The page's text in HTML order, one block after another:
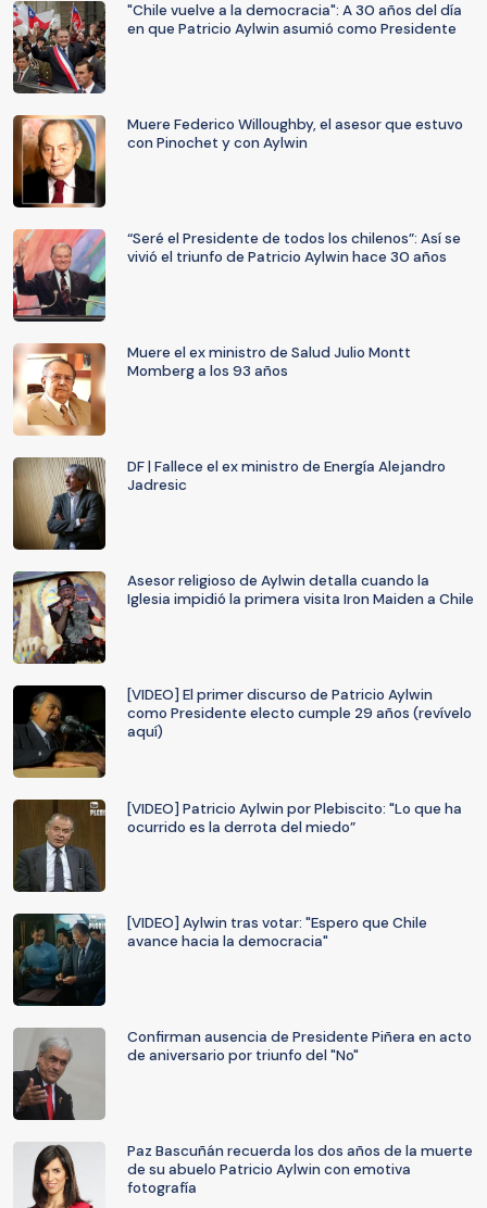
"Chile vuelve a la democracia": A 30 años del día
en que Patricio Aylwin asumió como Presidente
Muere Federico Willoughby, el asesor que estuvo
con Pinochet y con Aylwin
“Seré el Presidente de todos los chilenos”: Así se
vivió el triunfo de Patricio Aylwin hace 30 años
Muere el ex ministro de Salud Julio Montt
Momberg a los 93 años
DF | Fallece el ex ministro de Energía Alejandro
Jadresic
Asesor religioso de Aylwin detalla cuando la
Iglesia impidió la primera visita Iron Maiden a Chile
[VIDEO] El primer discurso de Patricio Aylwin
como Presidente electo cumple 29 años (revívelo
aquí)
[VIDEO] Patricio Aylwin por Plebiscito: "Lo que ha
ocurrido es la derrota del miedo”
[VIDEO] Aylwin tras votar: "Espero que Chile
avance hacia la democracia"
Confirman ausencia de Presidente Piñera en acto
de aniversario por triunfo del "No"
Paz Bascuñán recuerda los dos años de la muerte
de su abuelo Patricio Aylwin con emotiva
fotografía